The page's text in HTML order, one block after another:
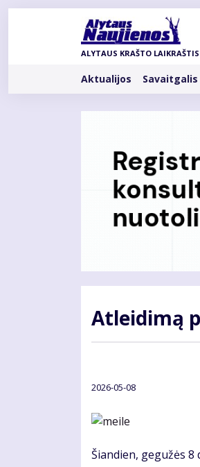
Pereiti
ALYTAUS KRAŠTO LAIKRAŠTIS
Rubrikos
Aktualijos Savaitgalis
Atleidimą
2026-05-08
Šiandien, gegužės